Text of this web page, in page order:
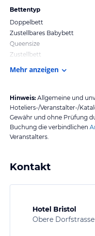
Bettentyp
Doppelbett
Zustellbares Babybett
Queensize
Zustellbett
Mehr anzeigen
Hinweis: Allgemeine und
Hoteliers-/Veranstalter-/
Gewähr und ohne Prüfung
Buchung die verbindlichen
Veranstalters.
Kontakt
Hotel Bristol
Obere